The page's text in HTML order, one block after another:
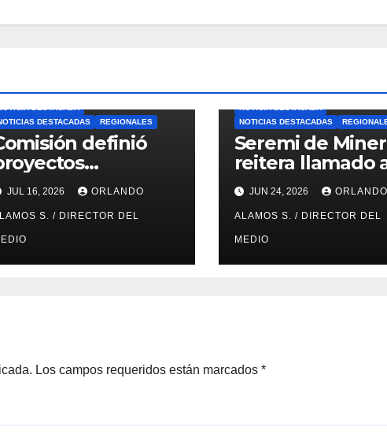
DESTACADA
DESTACADAS
REGIONALES
definió
del
Concursable
de Nueva
JUL 16, 2026 ORLANDO
S. / DIRECTOR DEL
NOTICIA DESTACADA
NOTICIAS DESTACADAS
Seremi de
reitera llamado
pequeña minería
para
PAMMA Equipa y
Desarrolla 2026
JUN 24, 2026 ORLANDO
ALAMOS S. / DIRECTOR DEL
MEDIO
Los campos requeridos están marcados *